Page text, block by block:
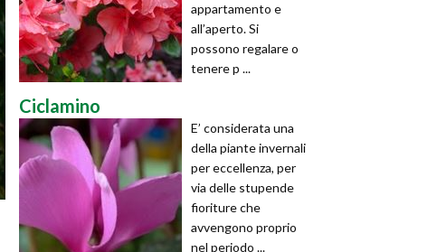
appartamento e
all’aperto. Si
possono regalare o
tenere p ...
Ciclamino
E’ considerata una
della piante invernali
per eccellenza, per
via delle stupende
fioriture che
avvengono proprio
nel periodo ...